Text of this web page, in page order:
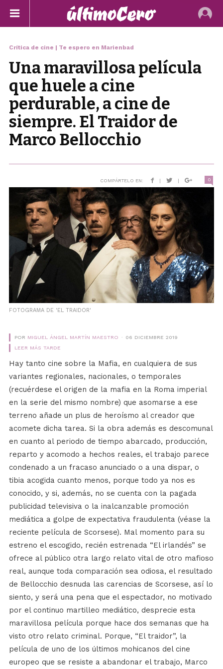
Crítica de cine | Te espero en Marienbad
Una maravillosa película
que huele a cine
perdurable, a cine de
siempre. El Traidor de
Marco Bellocchio
COMPÁRTELO EN: | | 0
FOTOGRAMA DE 'EL TRAIDOR'
POR MIGUEL ÁNGEL MARTÍN MAESTRO
06 DICIEMBRE 2019
LEER MÁS TARDE
Hay tanto cine sobre la Mafia, en cualquiera de sus
variantes regionales, nacionales, o temporales
(recuérdese el origen de la mafia en la Roma imperial
en la serie del mismo nombre) que asomarse a ese
terreno añade un plus de heroísmo al creador que
acomete dicha tarea. Si la obra además es descomunal
en cuanto al periodo de tiempo abarcado, producción,
reparto y acomodo a hechos reales, el trabajo parece
condenado a un fracaso anunciado o a una dispar, o
tibia acogida cuanto menos, porque todo ya nos es
conocido, y si, además, no se cuenta con la pagada
publicidad televisiva o la inalcanzable promoción
mediática a golpe de expectativa fraudulenta (véase la
reciente película de Scorsese). Mal momento para su
estreno el escogido, recién estrenada “El irlandés” se
ofrece al público otra largo relato vital de otro mafioso
real, aunque toda comparación sea odiosa, el resultado
de Bellocchio desnuda las carencias de Scorsese, así lo
siento, y será una pena que el espectador, no motivado
por el continuo martilleo mediático, desprecie esta
maravillosa película porque hace dos semanas que ha
visto otro relato criminal. Porque, “El traidor”, la
película de uno de los últimos mohicanos del cine
europeo que se resiste a abandonar el trabajo, Marco